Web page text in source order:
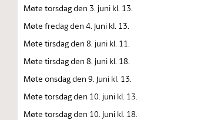
Møte torsdag den 3. juni kl. 13.
Møte fredag den 4. juni kl. 13.
Møte tirsdag den 8. juni kl. 11.
Møte tirsdag den 8. juni kl. 18.
Møte onsdag den 9. juni kl. 13.
Møte torsdag den 10. juni kl. 13.
Møte torsdag den 10. juni kl. 18.